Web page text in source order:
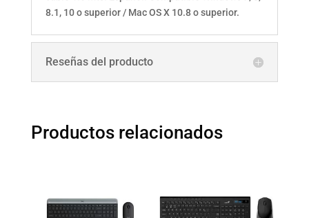
8.1, 10 o superior / Mac OS X 10.8 o superior.
Reseñas del producto
Productos relacionados